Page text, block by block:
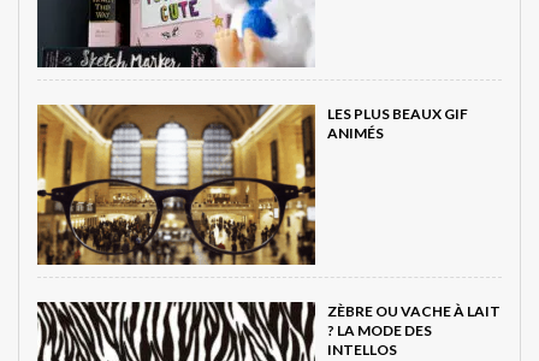
LES PLUS BEAUX GIF
ANIMÉS
ZÈBRE OU VACHE À LAIT
? LA MODE DES
INTELLOS